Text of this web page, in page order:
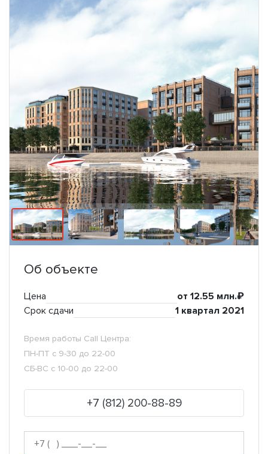
Об объекте
Цена
от 12.55 млн.₽
Срок сдачи
1 квартал 2021
Время работы Call Центра:
ПН-ПТ с 9-30 до 22-00
СБ-ВС с 10-00 до 22-00
+7 (812) 200-88-89